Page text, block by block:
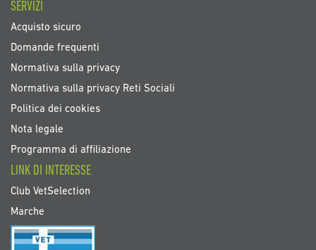
SERVIZI
Acquisto sicuro
Domande frequenti
Normativa sulla privacy
Normativa sulla privacy Reti Sociali
Politica dei cookies
Nota legale
Programma di affiliazione
LINK DI INTERESSE
Club VetSelection
Marche